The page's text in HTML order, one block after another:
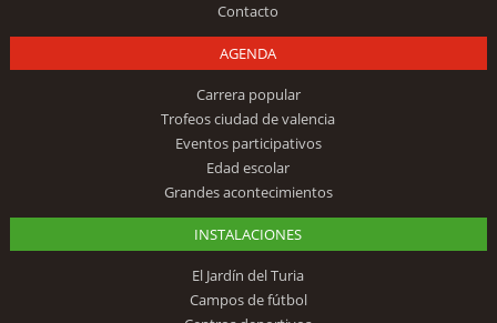
Contacto
AGENDA
Carrera popular
Trofeos ciudad de valencia
Eventos participativos
Edad escolar
Grandes acontecimientos
INSTALACIONES
El Jardín del Turia
Campos de fútbol